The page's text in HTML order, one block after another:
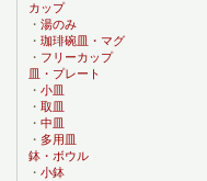
カップ
・ 湯のみ
・ 珈琲碗皿・マグ
・ フリーカップ
皿・プレート
・ 小皿
・ 取皿
・ 中皿
・ 多用皿
鉢・ボウル
・ 小鉢